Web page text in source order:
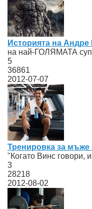
Историята на Андре
на най-ГОЛЯМАТА
5
36861
2012-07-07
Тренировка за мъже
"Когато Винс говори,
3
28218
2012-08-02